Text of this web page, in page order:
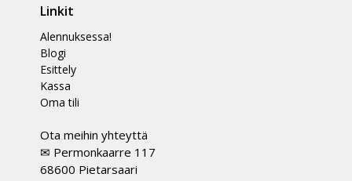
Linkit
Alennuksessa!
Blogi
Esittely
Kassa
Oma tili
Ota meihin yhteyttä
✉ Permonkaarre 117
68600 Pietarsaari